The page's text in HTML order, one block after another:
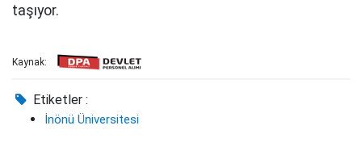
taşıyor.
Kaynak:
Etiketler :
İnönü Üniversitesi